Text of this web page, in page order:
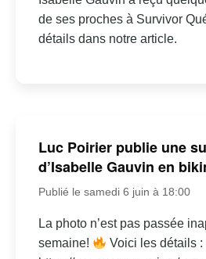
de ses proches à Survivor
détails dans notre article.
Luc Poirier publie une
d’Isabelle Gauvin en
Publié le samedi 6 juin à 18:00
La photo n’est pas passée
semaine!
Voici les détails :